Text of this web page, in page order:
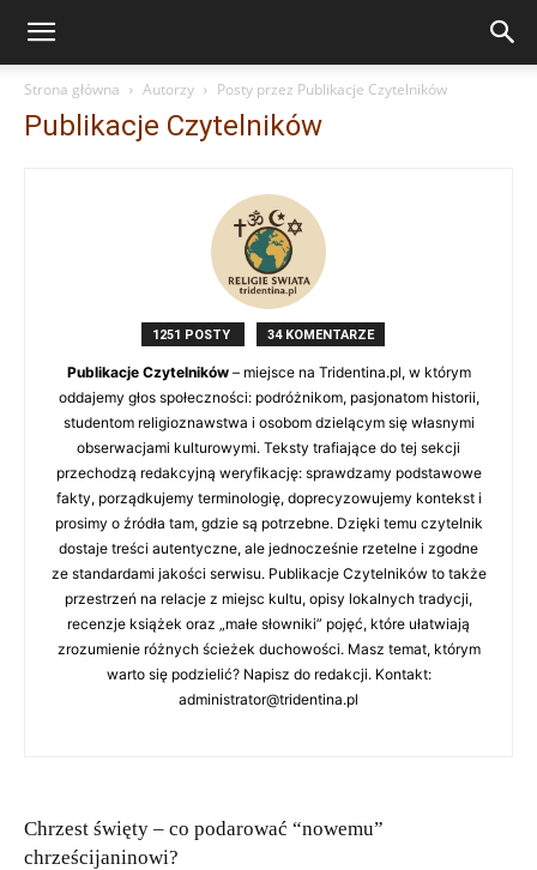
Strona główna Autorzy Posty przez Publikacje Czytelników
Publikacje Czytelników
1251 POSTY 34 KOMENTARZE
Publikacje Czytelników– miejsce na Tridentina.pl, w którym
oddajemy głos społeczności: podróżnikom, pasjonatom historii,
studentom religioznawstwa i osobom dzielącym się własnymi
obserwacjami kulturowymi. Teksty trafiające do tej sekcji
przechodzą redakcyjną weryfikację: sprawdzamy podstawowe
fakty, porządkujemy terminologię, doprecyzowujemy kontekst i
prosimy o źródła tam, gdzie są potrzebne. Dzięki temu czytelnik
dostaje treści autentyczne, ale jednocześnie rzetelne i zgodne
ze standardami jakości serwisu. Publikacje Czytelników to także
przestrzeń na relacje z miejsc kultu, opisy lokalnych tradycji,
recenzje książek oraz „małe słowniki” pojęć, które ułatwiają
zrozumienie różnych ścieżek duchowości. Masz temat, którym
warto się podzielić? Napisz do redakcji. Kontakt:
administrator@tridentina.pl
Chrzest święty – co podarować “nowemu”
chrześcijaninowi?